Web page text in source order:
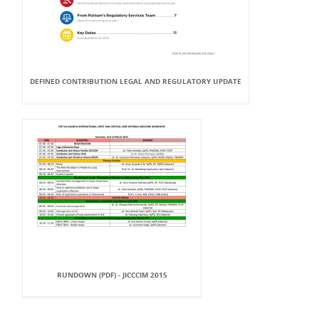
DEFINED CONTRIBUTION LEGAL AND REGULATORY UPDATE
RUNDOWN (PDF) - JICCCIM 2015